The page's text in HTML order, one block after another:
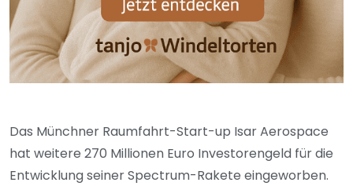
Das Münchner Raumfahrt-Start-up Isar Aerospace
hat weitere 270 Millionen Euro Investorengeld für die
Entwicklung seiner Spectrum-Rakete eingeworben.